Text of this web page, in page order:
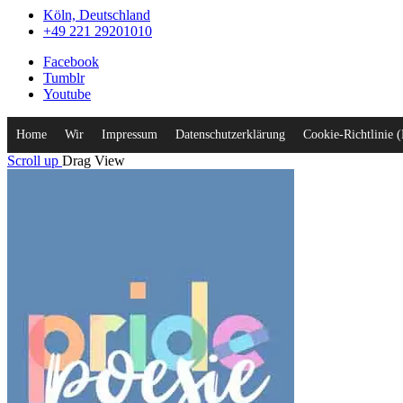
Köln, Deutschland
+49 221 29201010
Facebook
Tumblr
Youtube
Home Wir Impressum Datenschutzerklärung Cookie-Richtlinie
Scroll up Drag View